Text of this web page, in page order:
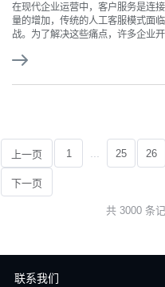
在现代企业运营中，客户服务是连
量的增加，传统的人工客服模式面
战。为了解决这些痛点，许多企业
上一页 1 25 26
下一页
共 3000 条
联系我们